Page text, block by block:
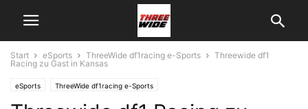
Start eSports ThreeWide df1racing e-Sports
Threewide df1
Racing zu Gast in Kansas
eSports ThreeWide df1racing e-Sports